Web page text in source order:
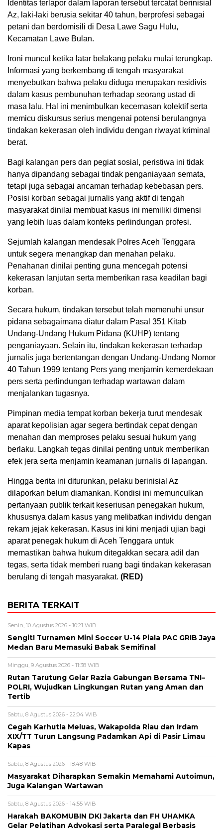
Identitas terlapor dalam laporan tersebut tercatat berinisial
Az, laki-laki berusia sekitar 40 tahun, berprofesi sebagai
petani dan berdomisili di Desa Lawe Sagu Hulu,
Kecamatan Lawe Bulan.
Ironi muncul ketika latar belakang pelaku mulai terungkap.
Informasi yang berkembang di tengah masyarakat
menyebutkan bahwa pelaku diduga merupakan residivis
dalam kasus pembunuhan terhadap seorang ustad di
masa lalu. Hal ini menimbulkan kecemasan kolektif serta
memicu diskursus serius mengenai potensi berulangnya
tindakan kekerasan oleh individu dengan riwayat kriminal
berat.
Bagi kalangan pers dan pegiat sosial, peristiwa ini tidak
hanya dipandang sebagai tindak penganiayaan semata,
tetapi juga sebagai ancaman terhadap kebebasan pers.
Posisi korban sebagai jurnalis yang aktif di tengah
masyarakat dinilai membuat kasus ini memiliki dimensi
yang lebih luas dalam konteks perlindungan profesi.
Sejumlah kalangan mendesak Polres Aceh Tenggara
untuk segera menangkap dan menahan pelaku.
Penahanan dinilai penting guna mencegah potensi
kekerasan lanjutan serta memberikan rasa keadilan bagi
korban.
Secara hukum, tindakan tersebut telah memenuhi unsur
pidana sebagaimana diatur dalam Pasal 351 Kitab
Undang-Undang Hukum Pidana (KUHP) tentang
penganiayaan. Selain itu, tindakan kekerasan terhadap
jurnalis juga bertentangan dengan Undang-Undang Nomor
40 Tahun 1999 tentang Pers yang menjamin kemerdekaan
pers serta perlindungan terhadap wartawan dalam
menjalankan tugasnya.
Pimpinan media tempat korban bekerja turut mendesak
aparat kepolisian agar segera bertindak cepat dengan
menahan dan memproses pelaku sesuai hukum yang
berlaku. Langkah tegas dinilai penting untuk memberikan
efek jera serta menjamin keamanan jurnalis di lapangan.
Hingga berita ini diturunkan, pelaku berinisial Az
dilaporkan belum diamankan. Kondisi ini memunculkan
pertanyaan publik terkait keseriusan penegakan hukum,
khususnya dalam kasus yang melibatkan individu dengan
rekam jejak kekerasan. Kasus ini kini menjadi ujian bagi
aparat penegak hukum di Aceh Tenggara untuk
memastikan bahwa hukum ditegakkan secara adil dan
tegas, serta tidak memberi ruang bagi tindakan kekerasan
berulang di tengah masyarakat. (RED)
BERITA TERKAIT
Senin, 10 Agustus 2026 - 10:21 WIB
Sengit! Turnamen Mini Soccer U-14 Piala PAC GRIB Jaya
Medan Baru Memasuki Babak Semifinal
Minggu, 9 Agustus 2026 - 11:38 WIB
Rutan Tarutung Gelar Razia Gabungan Bersama TNI–
POLRI, Wujudkan Lingkungan Rutan yang Aman dan
Tertib
Sabtu, 8 Agustus 2026 - 22:04 WIB
Cegah Karhutla Meluas, Wakapolda Riau dan Irdam
XIX/TT Turun Langsung Padamkan Api di Pasir Limau
Kapas
Sabtu, 8 Agustus 2026 - 18:48 WIB
Masyarakat Diharapkan Semakin Memahami Autoimun,
Juga Kalangan Wartawan
Sabtu, 8 Agustus 2026 - 14:55 WIB
Harakah BAKOMUBIN DKI Jakarta dan FH UHAMKA
Gelar Pelatihan Advokasi serta Paralegal Berbasis